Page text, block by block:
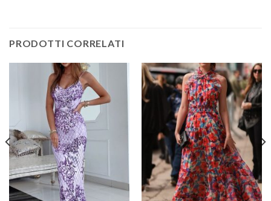
PRODOTTI CORRELATI